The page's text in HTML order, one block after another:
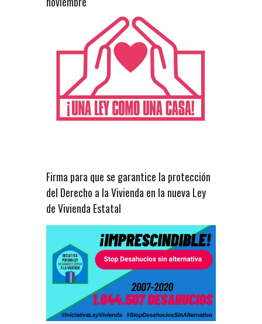
Firma para que se garantice la protección
del Derecho a la Vivienda en la nueva Ley
de Vivienda Estatal